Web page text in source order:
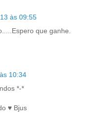
às 09:55
que ganhe.
10:34
*-*
♥ Bjus